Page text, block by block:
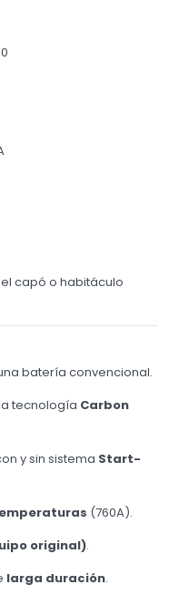
el capó o habitáculo
batería convencional.
tecnología Carbon
y sin sistema Start-
(760A).
original).
larga duración.